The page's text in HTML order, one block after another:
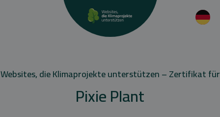
Websites, die Klimaprojekte unterstützen – Zertifikat für
Pixie Plant